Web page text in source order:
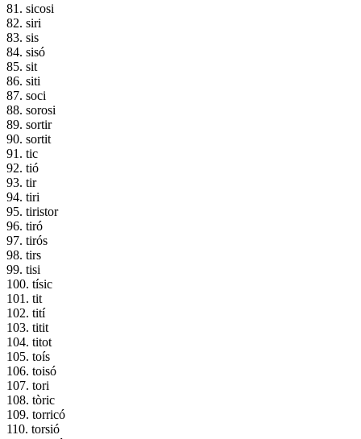
81. sicosi
82. siri
83. sis
84. sisó
85. sit
86. siti
87. soci
88. sorosi
89. sortir
90. sortit
91. tic
92. tió
93. tir
94. tiri
95. tiristor
96. tiró
97. tirós
98. tirs
99. tisi
100. tísic
101. tit
102. tití
103. titit
104. titot
105. toís
106. toisó
107. tori
108. tòric
109. torricó
110. torsió